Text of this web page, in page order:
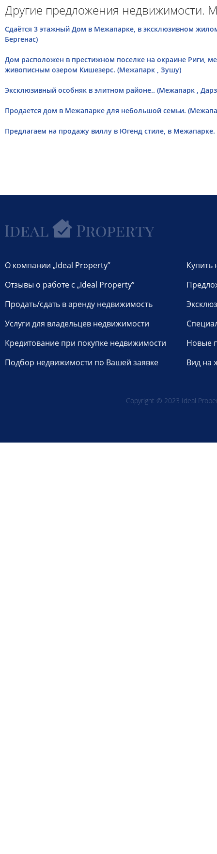
Другие предложения недвижимости.
Сдаётся 3 этажный Дом в Межапарке, в эксклюзивном
Бергенас)
Дом расположен в престижном поселке на окраине Риги,
живописным озером Кишезерс. (Межапарк , Зушу)
Эксклюзивный особняк в элитном районе.. (Межапарк ,
Продается дом в Межапарке для небольшой семьи.
Предлагаем на продажу виллу в Югенд стиле, в
О компании „Ideal Property”
Отзывы о работе с „Ideal Property”
Продать/сдать в аренду недвижимость
Услуги для владельцев недвижимости
Кредитование при покупке недвижимости
Подбор недвижимости по Вашей заявке
Купить
Новые
Вид на
Copyright © 2023 Ideal